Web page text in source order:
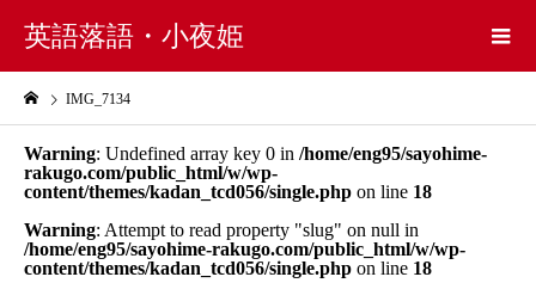
英語落語・小夜姫
IMG_7134
Warning: Undefined array key 0 in /home/eng95/sayohime-
rakugo.com/public_html/w/wp-
content/themes/kadan_tcd056/single.php on line 18
Warning: Attempt to read property "slug" on null in
/home/eng95/sayohime-rakugo.com/public_html/w/wp-
content/themes/kadan_tcd056/single.php on line 18